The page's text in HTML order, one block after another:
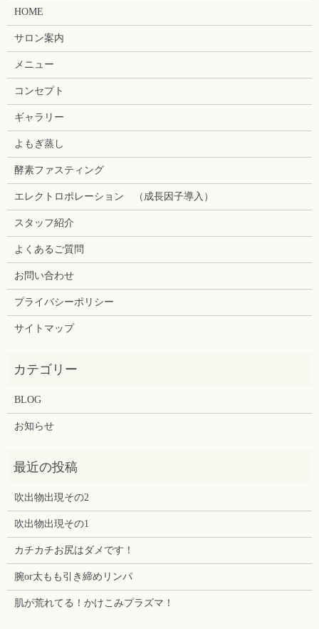
HOME
サロン案内
メニュー
コンセプト
ギャラリー
よもぎ蒸し
酵素ファスティング
エレクトロポレーション （成長因子導入）
スタッフ紹介
よくあるご質問
お問い合わせ
プライバシーポリシー
サイトマップ
BLOG
お知らせ
吹出物出現その2
吹出物出現その1
カチカチお尻はダメです！
腕or太もも引き締めリンパ
肌が荒れてる！かけこみプラズマ！